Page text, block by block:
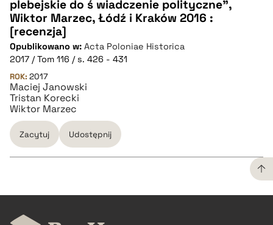
CZYSTY TEKST
pobierz cytat
BIBTEX
pobierz cytat
plebejskie do ś wiadczenie polityczne",
Wiktor Marzec, Łódź i Kraków 2016 :
[recenzja]
Opublikowano w: Acta Poloniae Historica
2017 / Tom 116 / s. 426 - 431
ROK: 2017
Maciej Janowski
Tristan Korecki
Wiktor Marzec
Zacytuj Udostępnij
CZYSTY TEKST